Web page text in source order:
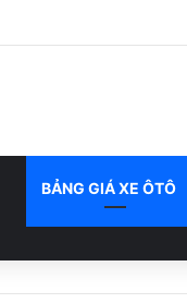
BẢNG GIÁ XE ÔTÔ